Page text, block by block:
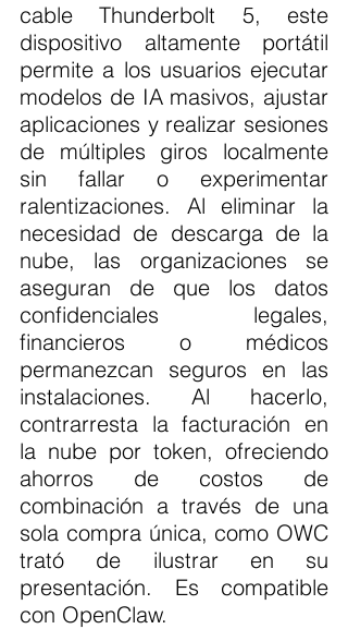
cable Thunderbolt 5, este
dispositivo altamente portátil
permite a los usuarios ejecutar
modelos de IA masivos, ajustar
aplicaciones y realizar sesiones
de múltiples giros localmente
sin fallar o experimentar
ralentizaciones. Al eliminar la
necesidad de descarga de la
nube, las organizaciones se
aseguran de que los datos
confidenciales legales,
financieros o médicos
permanezcan seguros en las
instalaciones. Al hacerlo,
contrarresta la facturación en
la nube por token, ofreciendo
ahorros de costos de
combinación a través de una
sola compra única, como OWC
trató de ilustrar en su
presentación. Es compatible
con OpenClaw.